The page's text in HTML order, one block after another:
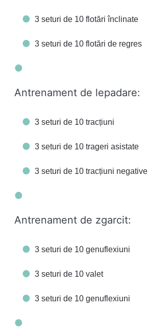
3 seturi de 10 flotări înclinate
3 seturi de 10 flotări de regres
Antrenament de lepadare:
3 seturi de 10 tracțiuni
3 seturi de 10 trageri asistate
3 seturi de 10 tracțiuni negative
Antrenament de zgarcit:
3 seturi de 10 genuflexiuni
3 seturi de 10 valet
3 seturi de 10 genuflexiuni